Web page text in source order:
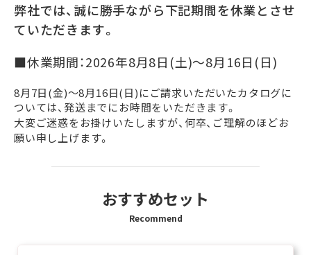
弊社では、誠に勝手ながら下記期間を休業とさせ
ていただきます。
■休業期間：2026年8月8日(土)～8月16日(日)
8月7日(金)～8月16日(日)にご請求いただいたカタログに
ついては、発送までにお時間をいただきます。
大変ご迷惑をお掛けいたしますが、何卒、ご理解のほどお
願い申し上げます。
おすすめセット
Recommend